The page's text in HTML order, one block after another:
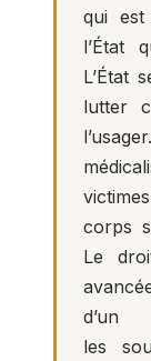
qui est
l’État
L’État
lutter
corps
Le
d’un
les